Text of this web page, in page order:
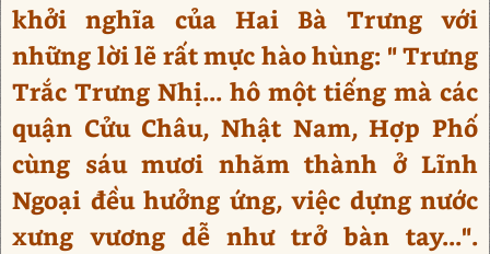
khởi nghĩa của Hai Bà Trưng với
những lời lẽ rất mực hào hùng: " Trưng
Trắc Trưng Nhị... hô một tiếng mà các
quận Cửu Châu, Nhật Nam, Hợp Phố
cùng sáu mươi nhăm thành ở Lĩnh
Ngoại đều hưởng ứng, việc dựng nước
xưng vương dễ như trở bàn tay...".